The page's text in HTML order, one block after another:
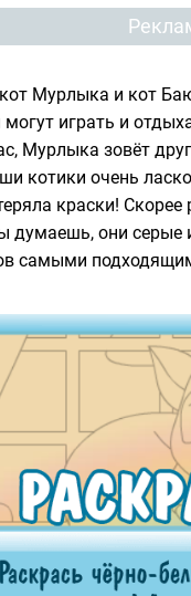
Мурлыка и кот
играть и
Мурлыка зовёт
котики очень
краски!
думаешь, они
самыми